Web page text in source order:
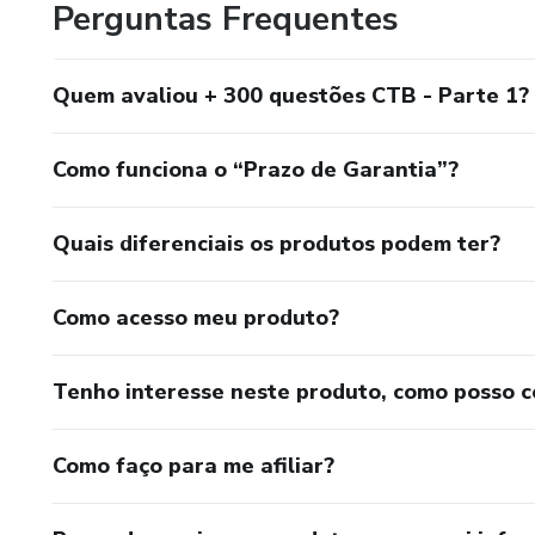
Perguntas Frequentes
Quem avaliou + 300 questões CTB - Parte 1?
Como funciona o “Prazo de Garantia”?
Quais diferenciais os produtos podem ter?
Como acesso meu produto?
Tenho interesse neste produto, como posso
Como faço para me afiliar?